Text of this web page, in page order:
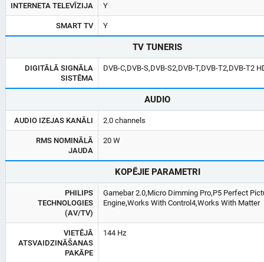
INTERNETA TELEVĪZIJA Y
SMART TV Y
TV TUNERIS
DIGITĀLĀ SIGNĀLA
SISTĒMA
DVB-C,DVB-S,DVB-S2,DVB-T,DVB-T2,DVB-T2
AUDIO
AUDIO IZEJAS KANĀLI 2.0 channels
RMS NOMINĀLĀ
JAUDA
20 W
KOPĒJIE PARAMETRI
PHILIPS
TECHNOLOGIES
(AV/TV)
Gamebar 2.0,Micro Dimming Pro,P5 Perfect
Engine,Works With Control4,Works With Matter
VIETĒJĀ
ATSVAIDZINĀŠANAS
PAKĀPE
144 Hz